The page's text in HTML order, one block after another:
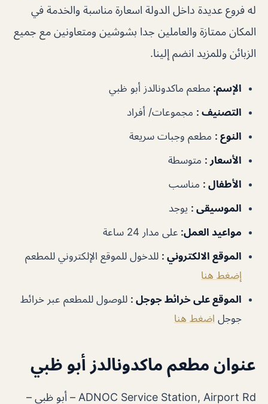
له فروع عديدة داخل الدولة اسعارة مناسبة والخدمة في
المكان ممتازة والعاملين جدا بشوشين ومتعاونين مع جميع
الزبائن وللمزيد انضم إلينا.
الإسم: مطعم ماكدونالدز أبو ظبي
التصنيف : مجموعات/ أفراد
النوع : مطعم وجبات سريعة
الأسعار : متوسطة
الأطفال : مناسب
الموسيقى : يوجد
مواعيد العمل: على مدار 24 ساعة
الموقع الالكتروني : للدخول للموقع الإلكتروني للمطعم
إضغط هنا
الموقع على خرائط جوجل : للوصول للمطعم عبر خرائط
جوجل اضغط هنا
عنوان مطعم ماكدونالدز أبو ظبي
ADNOC Service Station, Airport Rd – أبو ظبي –